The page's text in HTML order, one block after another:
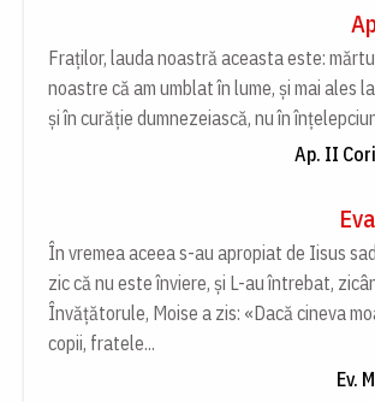
Fraților, lauda noastră aceasta este:
noastre că am umblat în lume, și mai ales
și în curăție dumnezeiască, nu în
Ap. II
În vremea aceea s-au apropiat de Iisus
zic că nu este înviere, și L-au întrebat,
Învățătorule, Moise a zis: «Dacă cineva
copii, fratele...
Ev.